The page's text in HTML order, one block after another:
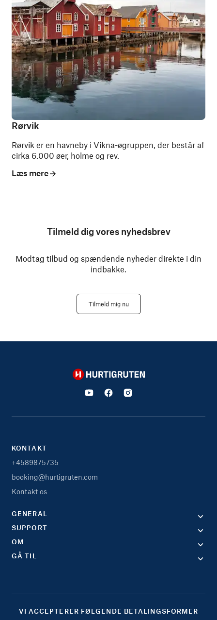
Rørvik
Rørvik er en havneby i Vikna-øgruppen, der består af
cirka 6.000 øer, holme og rev.
Læs mere
Tilmeld dig vores nyhedsbrev
Modtag tilbud og spændende nyheder direkte i din
indbakke.
Tilmeld mig nu
Hurtigruten
KONTAKT
+4589875735
booking@hurtigruten.com
Kontakt os
GENERAL
SUPPORT
OM
GÅ TIL
VI ACCEPTERER FØLGENDE BETALINGSFORMER